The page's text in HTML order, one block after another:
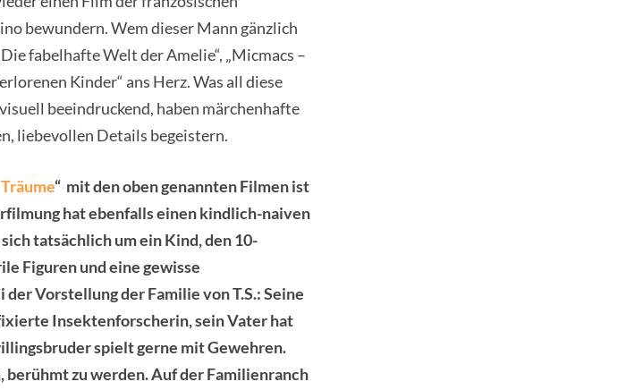
bewundern. Wem dieser Mann gänzlich
fabelhafte Welt der Amelie“, „Micmacs –
Kinder“ ans Herz. Was all diese
beeindruckend, haben märchenhafte
liebevollen Details begeistern.
“ mit den oben genannten Filmen ist
hat ebenfalls einen kindlich-naiven
tatsächlich um ein Kind, den 10-
Figuren und eine gewisse
Vorstellung der Familie von T.S.: Seine
Insektenforscherin, sein Vater hat
spielt gerne mit Gewehren.
zu werden. Auf der Familienranch